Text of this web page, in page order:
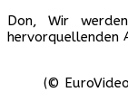
Don, Wir
hervorquellenden
(©